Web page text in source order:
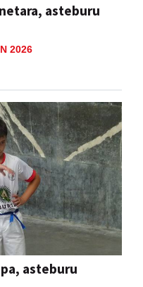
asteburu
2026
asteburu